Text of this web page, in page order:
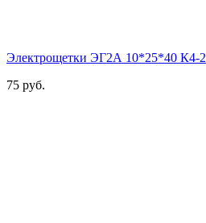
Электрощетки ЭГ2А 10*25*40 К4-2
75 руб.